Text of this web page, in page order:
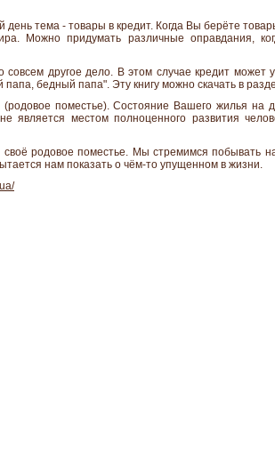
тема - товары в кредит. Когда Вы берёте
Можно придумать различные оправдания,
другое дело. В этом случае кредит может
папа, бедный папа". Эту книгу можно скачать в
(родовое поместье). Состояние Вашего жилья
является местом полноценного развития
родовое поместье. Мы стремимся побывать
нам показать о чём-то упущенном в жизни.